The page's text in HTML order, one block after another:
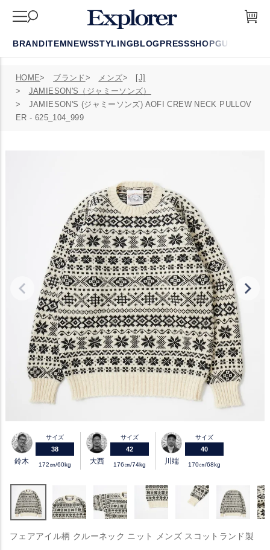
BRANDITEMNEWSSTYLINGBLOGPRESSSHOPGUIDE
HOME ブランド メンズ
[J]
JAMIESON'S（ジャミーソンズ）
JAMIESON'S (ジャミーソンズ) AOFI CREW NECK PULLOV
ER - 625_104_999
鈴木
サイズ
38
172㎝/60kg 大西
サイズ
42
176㎝/74kg 川端
サイズ
40
170㎝/68kg
フェアアイル柄 クルーネック ニット メンズ スコットランド製